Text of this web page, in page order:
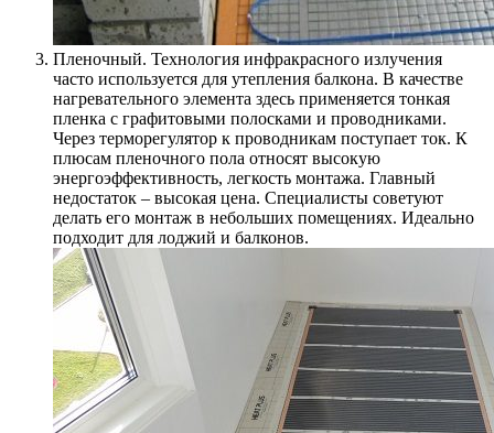
Пленочный. Технология инфракрасного излучения
часто используется для утепления балкона. В качестве
нагревательного элемента здесь применяется тонкая
пленка с графитовыми полосками и проводниками.
Через терморегулятор к проводникам поступает ток. К
плюсам пленочного пола относят высокую
энергоэффективность, легкость монтажа. Главный
недостаток – высокая цена. Специалисты советуют
делать его монтаж в небольших помещениях. Идеально
подходит для лоджий и балконов.